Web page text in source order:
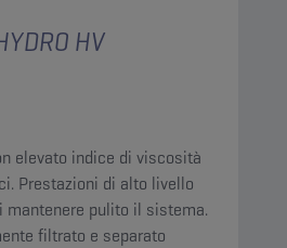
HV
elevato indice di viscosità
Prestazioni di alto livello
mantenere pulito il sistema.
filtrato e separato